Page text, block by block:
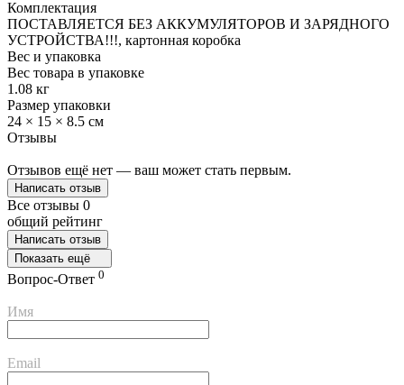
Комплектация
ПОСТАВЛЯЕТСЯ БЕЗ АККУМУЛЯТОРОВ И ЗАРЯДНОГО
УСТРОЙСТВА!!!, картонная коробка
Вес и упаковка
Вес товара в упаковке
1.08 кг
Размер упаковки
24 × 15 × 8.5 см
Отзывы
Отзывов ещё нет — ваш может стать первым.
Написать отзыв
Все отзывы 0
общий рейтинг
Написать отзыв
Показать ещё
Вопрос-Ответ 0
Имя
Email